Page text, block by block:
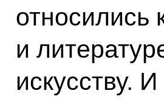
относились
и
искусству.